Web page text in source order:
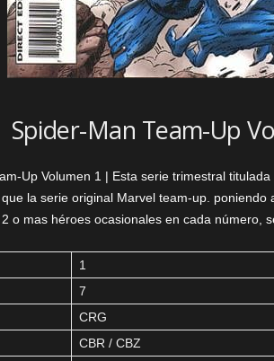
Spider-Man Team-Up
Up Volumen 1 | Esta serie trimestral
la serie original Marvel team-up.
o mas héroes ocasionales en cada número,
1
7
CRG
CBR / CBZ